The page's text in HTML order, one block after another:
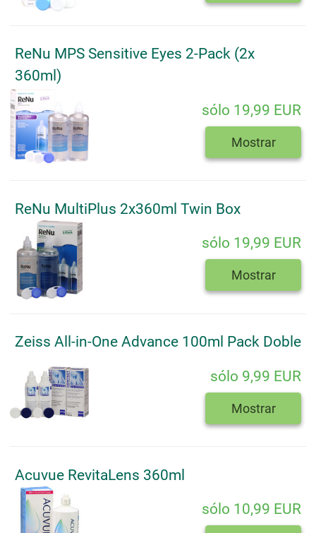
ReNu MPS Sensitive Eyes 2-Pack (2x
360ml)
sólo 19,99 EUR
Mostrar
ReNu MultiPlus 2x360ml Twin Box
sólo 19,99 EUR
Mostrar
Zeiss All-in-One Advance 100ml Pack Doble
sólo 9,99 EUR
Mostrar
Acuvue RevitaLens 360ml
sólo 10,99 EUR